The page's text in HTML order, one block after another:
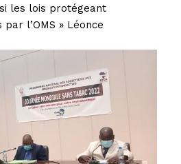
les lois protégeant
l’OMS » Léonce